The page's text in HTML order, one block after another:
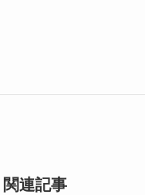
関連記事